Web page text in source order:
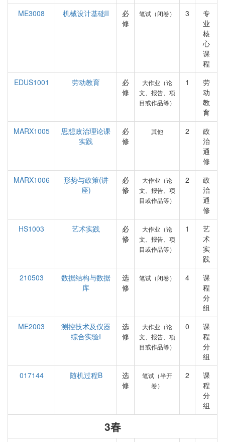
ME3008
机械设计基础II
必
修
笔试（闭卷） 3
专
业
核
心
课
程
EDUS1001
劳动教育
必
修
大作业（论
文、报告、项
目或作品等）
1
劳
动
教
育
MARX1005
思想政治理论课
实践
必
修
其他 2
政
治
通
修
MARX1006
形势与政策(讲
座)
必
修
大作业（论
文、报告、项
目或作品等）
2
政
治
通
修
HS1003
艺术实践
必
修
大作业（论
文、报告、项
目或作品等）
1
艺
术
实
践
210503
数据结构与数据
库
选
修
笔试（闭卷） 4
课
程
分
组
ME2003
测控技术及仪器
综合实验I
选
修
大作业（论
文、报告、项
目或作品等）
0
课
程
分
组
017144
随机过程B
选
修
笔试（半开
卷）
2
课
程
分
组
3春